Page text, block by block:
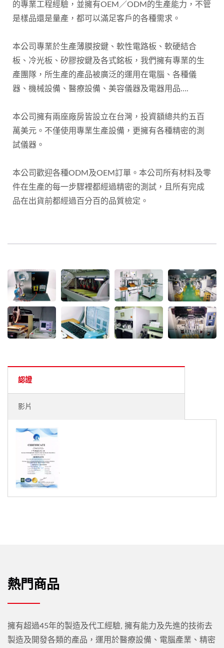
的專業工程經驗，並擁有OEM／ODM的生產能力，不管
是樣品還是量產，都可以滿足客戶的各種需求。
本公司專業於生產薄膜按鍵、軟性電路板、軟硬結合
板、冷光板、矽膠按鍵及各式銘板，我們擁有專業的生
產團隊，所生產的產品被廣泛的運用在電腦、各種儀
器、機械設備、醫療設備、美容儀器及電器用品….
本公司擁有兩座廠房皆設立在台灣，投資額總共約五百
萬美元。不僅使用專業生產設備，更擁有各種精密的測
試儀器。
本公司歡迎各種ODM及OEM訂單。本公司所有材料及零
件在生產的每一步驟裡都經過精密的測試，且所有完成
品在出貨前都經過百分百的品質檢定。
認證
影片
熱門商品
擁有超過45年的製造及代工經驗, 擁有能力及先進的技術去
製造及開發各類的產品，運用於醫療設備、電腦產業、精密